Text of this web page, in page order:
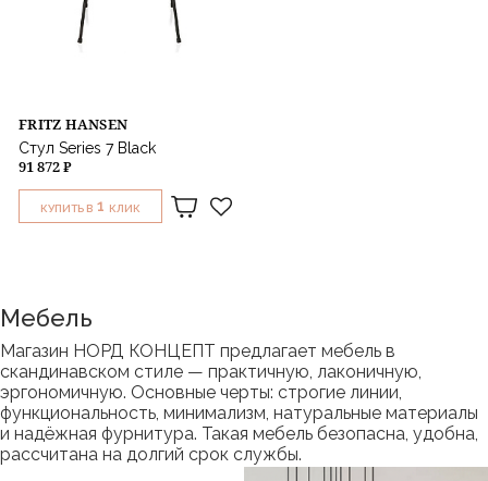
FRITZ HANSEN
Стул Series 7 Black
91 872 ₽
КУПИТЬ В 1 КЛИК
Мебель
Магазин НОРД КОНЦЕПТ предлагает мебель в
скандинавском стиле — практичную, лаконичную,
эргономичную. Основные черты: строгие линии,
функциональность, минимализм, натуральные материалы
и надёжная фурнитура. Такая мебель безопасна, удобна,
рассчитана на долгий срок службы.